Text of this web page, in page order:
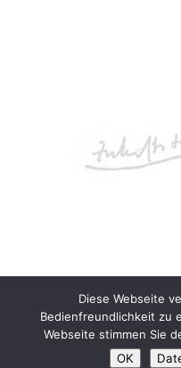
Diese Webseite
Bedienfreundlichkeit zu
Webseite stimmen Sie
OK